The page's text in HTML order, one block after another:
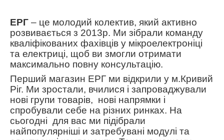
ЕРГ – це молодий колектив, який активно
розвивається з 2013р. Ми зібрали команду
кваліфікованих фахівців у мікроелектроніці
та електриці, щоб ви змогли отримати
максимально повну консультацію.
Перший магазин ЕРГ ми відкрили у м.Кривий
Ріг. Ми зростали, вчилися і запроваджували
нові групи товарів, нові напрямки і
спробували себе на різних ринках. На
сьогодні для вас ми підібрали
найпопулярніші и затребувані модулі та